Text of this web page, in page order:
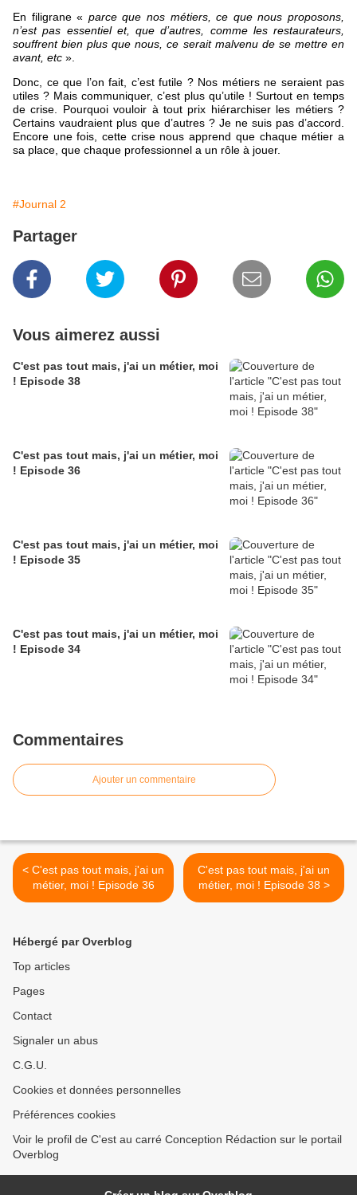
En filigrane « parce que nos métiers, ce que nous proposons,
n’est pas essentiel et, que d’autres, comme les restaurateurs,
souffrent bien plus que nous, ce serait malvenu de se mettre en
avant, etc ».
Donc, ce que l’on fait, c’est futile ? Nos métiers ne seraient pas
utiles ? Mais communiquer, c’est plus qu’utile ! Surtout en temps
de crise. Pourquoi vouloir à tout prix hiérarchiser les métiers ?
Certains vaudraient plus que d’autres ? Je ne suis pas d’accord.
Encore une fois, cette crise nous apprend que chaque métier a
sa place, que chaque professionnel a un rôle à jouer.
#Journal 2
Partager
Vous aimerez aussi
C'est pas tout mais, j'ai un métier, moi
! Episode 38
C'est pas tout mais, j'ai un métier, moi
! Episode 36
C'est pas tout mais, j'ai un métier, moi
! Episode 35
C'est pas tout mais, j'ai un métier, moi
! Episode 34
Commentaires
Ajouter un commentaire
< C'est pas tout mais, j'ai un
métier, moi ! Episode 36
C'est pas tout mais, j'ai un
métier, moi ! Episode 38 >
Hébergé par Overblog
Top articles
Pages
Contact
Signaler un abus
C.G.U.
Cookies et données personnelles
Préférences cookies
Voir le profil de C'est au carré Conception Rédaction sur le portail
Overblog